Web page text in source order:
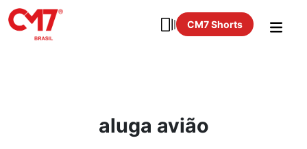
CM7 Shorts
aluga avião